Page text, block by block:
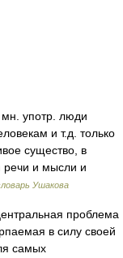
употр. люди
и т.д. только
существо, в
речи и мысли и
Ушакова
проблема
в силу своей
самых